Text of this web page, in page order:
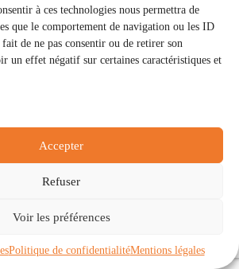
à ces technologies nous permettra de
que le comportement de navigation ou les ID
de ne pas consentir ou de retirer son
un effet négatif sur certaines caractéristiques et
Accepter
Refuser
Voir les préférences
Politique de confidentialitéMentions légales
À propos
de cookies (UE)